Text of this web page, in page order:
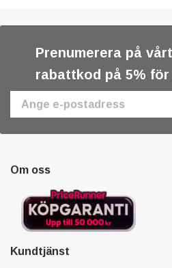
Prenumerera på
rabattkod på 5%
Om oss
Kundtjänst